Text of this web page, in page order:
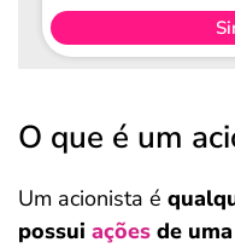
O que é um
Um acionista é
possui ações de